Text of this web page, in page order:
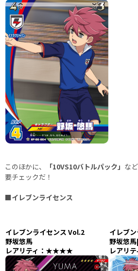
このほかに、 「10VS10バトルパック」 な
要チェックだ！
■イレブンライセンス
イレブンライセンス Vol.2
野坂悠馬
レアリティ：★★★★
イレブ
野坂悠
レアリ